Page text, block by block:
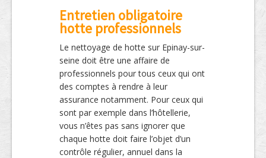
Entretien obligatoire
hotte professionnels
Le nettoyage de hotte sur Epinay-sur-
seine doit être une affaire de
professionnels pour tous ceux qui ont
des comptes à rendre à leur
assurance notamment. Pour ceux qui
sont par exemple dans l’hôtellerie,
vous n’êtes pas sans ignorer que
chaque hotte doit faire l’objet d’un
contrôle régulier, annuel dans la